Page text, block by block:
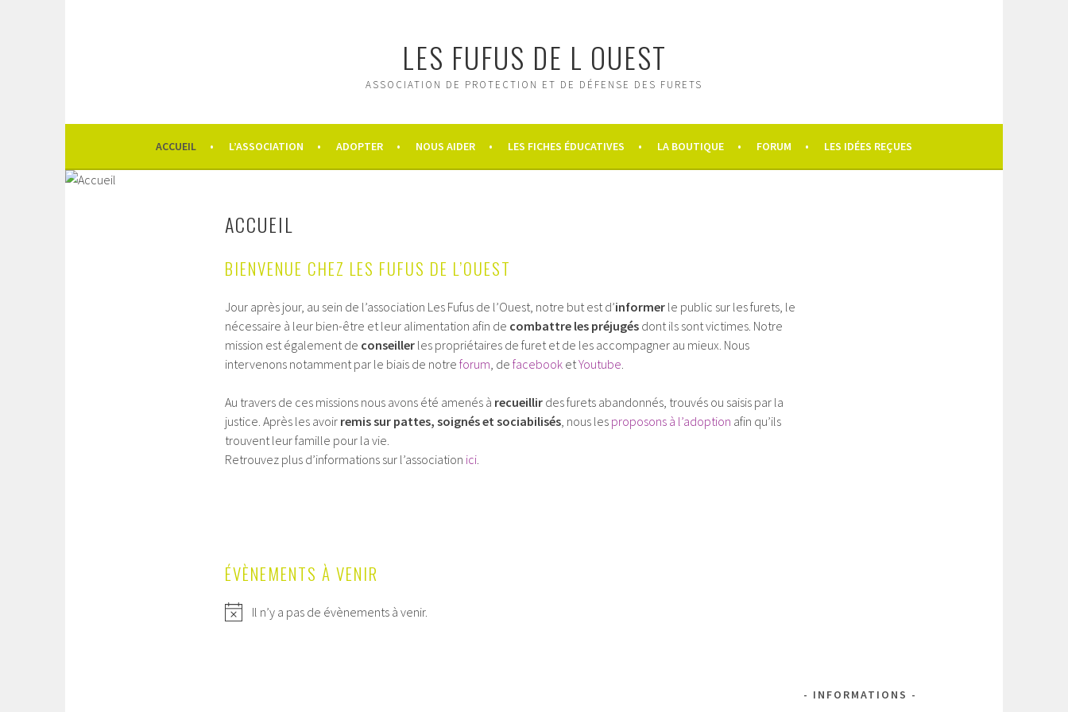
LES FUFUS DE L OUEST
ASSOCIATION DE PROTECTION ET DE DÉFENSE DES FURETS
ACCUEIL L’ASSOCIATION ADOPTER NOUS AIDER LES FICHES ÉDUCATIVES LA BOUTIQUE FORUM LES IDÉES REÇUES
ACCUEIL
BIENVENUE CHEZ LES FUFUS DE L’OUEST
Jour après jour, au sein de l’association Les Fufus de l’Ouest, notre but est d’informer le public sur les furets, le
nécessaire à leur bien-être et leur alimentation afin de combattre les préjugés dont ils sont victimes. Notre
mission est également de conseiller les propriétaires de furet et de les accompagner au mieux. Nous
intervenons notamment par le biais de notre forum, de facebook etYoutube.
Au travers de ces missions nous avons été amenés à recueillir des furets abandonnés, trouvés ou saisis par la
justice. Après les avoir remis sur pattes, soignés et sociabilisés, nous les proposons à l’adoption afin qu’ils
trouvent leur famille pour la vie.
Retrouvez plus d’informations sur l’association ici.
ÉVÈNEMENTS À VENIR
Il n’y a pas de évènements à venir.
INFORMATIONS